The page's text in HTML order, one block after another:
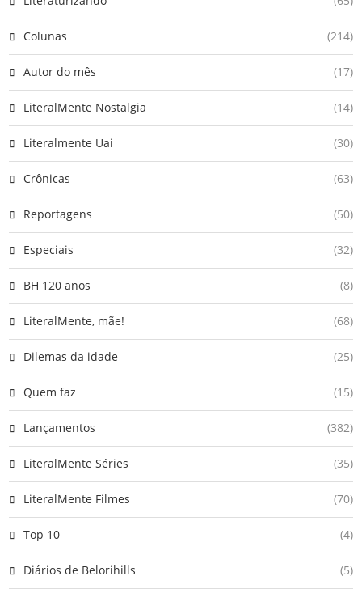
Colunas (214)
Autor do mês (17)
LiteralMente Nostalgia (14)
Literalmente Uai (30)
Crônicas (63)
Reportagens (50)
Especiais (32)
BH 120 anos (8)
LiteralMente, mãe! (68)
Dilemas da idade (25)
Quem faz (15)
Lançamentos (382)
LiteralMente Séries (35)
LiteralMente Filmes (70)
Top 10 (4)
Diários de Belorihills (5)